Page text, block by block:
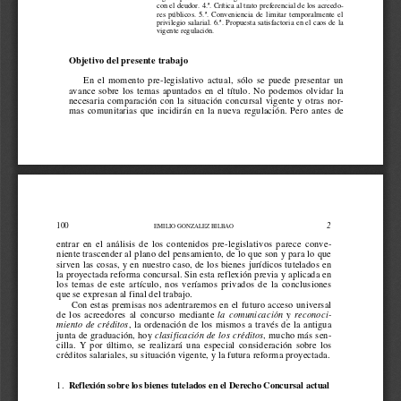
con el deudor. 4.ª. Crítica al trato preferencial de los acreedo-
res  públicos.  5.ª.  Conveniencia  de  limitar  temporalmente  el
privilegio salarial. 6.ª. Propuesta satisfactoria en el caos de la
vigente regulación.
Objetivo del presente trabajo
En  el  momento  pre-legislativo  actual,  sólo  se  puede  presentar  un
avance  sobre  los  temas  apuntados  en  el  título.  No  podemos  olvidar  la
necesaria  comparación  con  la  situación  concursal  vigente  y  otras  nor-
mas  comunitarias  que  incidirán  en  la  nueva  regulación.  Pero  antes  de
entrar  en  el  análisis  de  los  contenidos  pre-legislativos  parece  conve-
niente trascender al plano del pensamiento, de lo que son y para lo que
sirven las cosas, y en nuestro caso, de los bienes jurídicos tutelados en
la proyectada reforma concursal. Sin esta reflexión previa y aplicada en
los  temas  de  este  artículo,  nos  veríamos  privados  de  la  conclusiones
que se expresan al final del trabajo.
Con estas premisas nos adentraremos en el futuro acceso universal
de  los  acreedores  al  concurso  mediante la  comunicación  y  reconoci-
miento de créditos, la ordenación de los mismos a través de la antigua
junta de graduación, hoy clasificación de los créditos, mucho más sen-
cilla.  Y  por  último,  se  realizará  una  especial  consideración  sobre  los
créditos salariales, su situación vigente, y la futura reforma proyectada.
1. Reflexión sobre los bienes tutelados en el Derecho Concursal actual
100 EMILIO GONZALEZ BILBAO 2